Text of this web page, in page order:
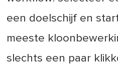
een doelschijf en
meeste
slechts een paar